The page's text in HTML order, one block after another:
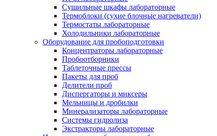
Сушильные шкафы лабораторные
Термоблоки (сухие блочные нагреватели)
Термостаты лабораторные
Холодильники лабораторные
Оборудование для пробоподготовки
Концентраторы лабораторные
Пробоотборники
Таблеточные прессы
Пакеты для проб
Делители проб
Диспергаторы и миксеры
Мельницы и дробилки
Минерализаторы лабораторные
Системы гидролиза
Экстракторы лабораторные